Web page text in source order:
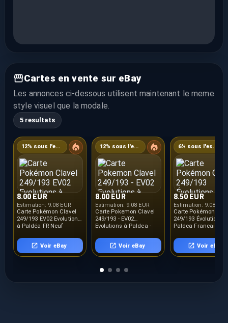
Cartes en vente sur eBay
Les annonces ci-dessous utilisent maintenant le meme
style visuel que la modale.
5 resultats
12% sous l'estimation
8.00 EUR
Estimation: 9.08 EUR
Carte Pokémon Clavel
249/193 EV02 Evolutions
à Paldéa FR Neuf
Voir eBay
12% sous l'estimation
8.00 EUR
Estimation: 9.08 EUR
Carte Pokemon Clavel
249/193 - EV02
Evolutions à Paldea -
Voir eBay
6% sous l'estimation
8.50 EUR
Estimation: 9.08 EUR
Carte Pokémon
249/193 Évolutions à
Paldea Français
Voir eBay